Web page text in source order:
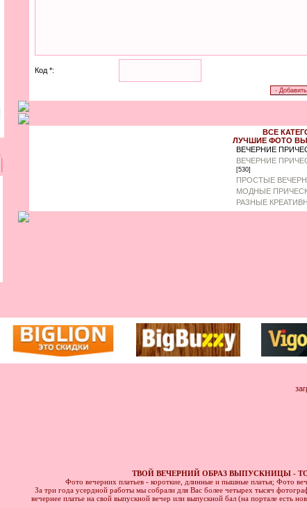
Код *:
ВСЕ
ЛУЧШИЕ ФОТО
ВЕЧЕРНИЕ
ВЕЧЕРНИЕ
[530]
ПРОСТЫЕ
МОДНЫЕ
РАЗНЫЕ
ТВОЙ ВЕЧЕРНИЙ ОБРАЗ ВЫПУСКНИЦЫ -
Фото вечерних платьев - короткие, длинные и пышные платья; Фото
За три года усердной работы мы собрали для Вас более четырех тысяч
вечернее платье на свой выпускной вечер или выпускной бал (на портале есть